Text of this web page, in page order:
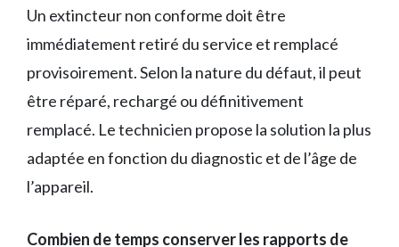
Un extincteur non conforme doit être
immédiatement retiré du service et remplacé
provisoirement. Selon la nature du défaut, il peut
être réparé, rechargé ou définitivement
remplacé. Le technicien propose la solution la plus
adaptée en fonction du diagnostic et de l’âge de
l’appareil.
Combien de temps conserver les rapports de